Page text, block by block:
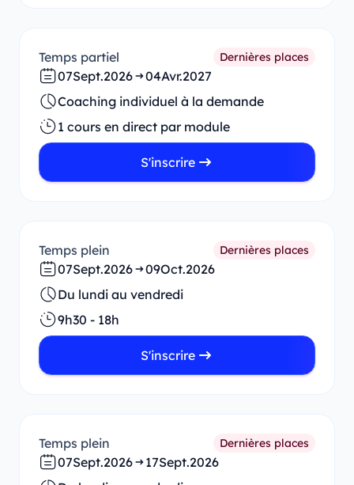
Temps partiel Dernières places
07Sept.2026 04Avr.2027
Coaching individuel à la demande
1 cours en direct par module
S'inscrire
Temps plein Dernières places
07Sept.2026 09Oct.2026
Du lundi au vendredi
9h30 - 18h
S'inscrire
Temps plein Dernières places
07Sept.2026 17Sept.2026